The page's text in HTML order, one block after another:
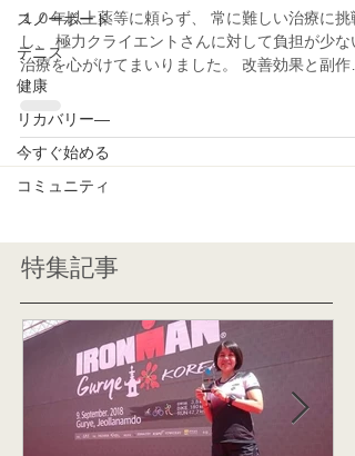
スノーボード
テニス
健康
リカバリー―
今すぐ始める
コミュニティ
１０年以上薬等に頼らず、 常に難しい治療に挑
し、 極力クライエントさんに対して負担が少な
治療を心がけてまいりました。 改善効果と副作
ゼロにこだわり、 ようやく形になったのサービ
をスタートします。 訪問治療ホームページ
特集記事